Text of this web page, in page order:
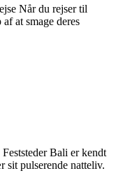
Når du rejser til
at smage deres
Bali er kendt
sit pulserende natteliv.